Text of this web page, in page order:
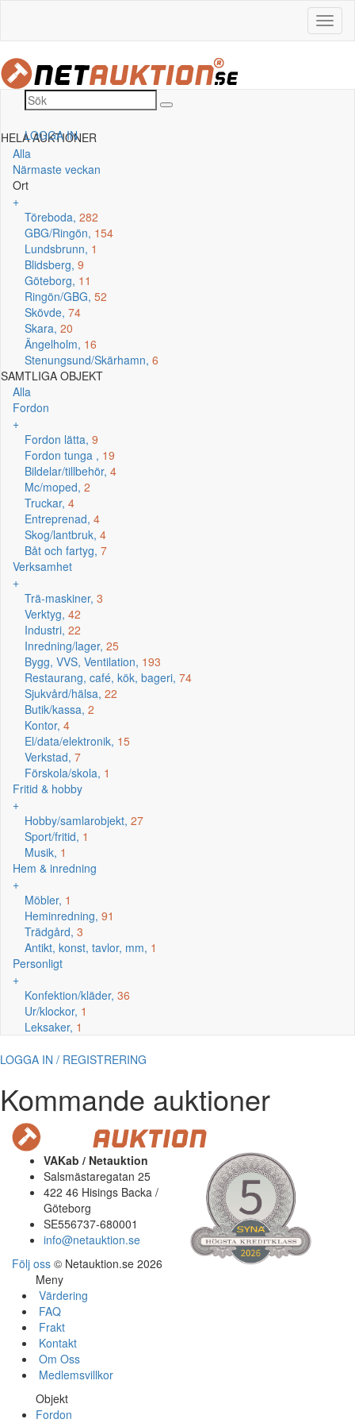
LOGGA IN
HELA AUKTIONER
Alla
Närmaste veckan
Ort
+
Töreboda, 282
GBG/Ringön, 154
Lundsbrunn, 1
Blidsberg, 9
Göteborg, 11
Ringön/GBG, 52
Skövde, 74
Skara, 20
Ängelholm, 16
Stenungsund/Skärhamn, 6
SAMTLIGA OBJEKT
Alla
Fordon
+
Fordon lätta, 9
Fordon tunga , 19
Bildelar/tillbehör, 4
Mc/moped, 2
Truckar, 4
Entreprenad, 4
Skog/lantbruk, 4
Båt och fartyg, 7
Verksamhet
+
Trä-maskiner, 3
Verktyg, 42
Industri, 22
Inredning/lager, 25
Bygg, VVS, Ventilation, 193
Restaurang, café, kök, bageri, 74
Sjukvård/hälsa, 22
Butik/kassa, 2
Kontor, 4
El/data/elektronik, 15
Verkstad, 7
Förskola/skola, 1
Fritid & hobby
+
Hobby/samlarobjekt, 27
Sport/fritid, 1
Musik, 1
Hem & inredning
+
Möbler, 1
Heminredning, 91
Trädgård, 3
Antikt, konst, tavlor, mm, 1
Personligt
+
Konfektion/kläder, 36
Ur/klockor, 1
Leksaker, 1
LOGGA IN / REGISTRERING
Kommande auktioner
VAKab / Netauktion
Salsmästaregatan 25
422 46 Hisings Backa /
Göteborg
SE556737-680001
info@netauktion.se
Följ oss © Netauktion.se 2026
Meny
Värdering
FAQ
Frakt
Kontakt
Om Oss
Medlemsvillkor
Objekt
Fordon